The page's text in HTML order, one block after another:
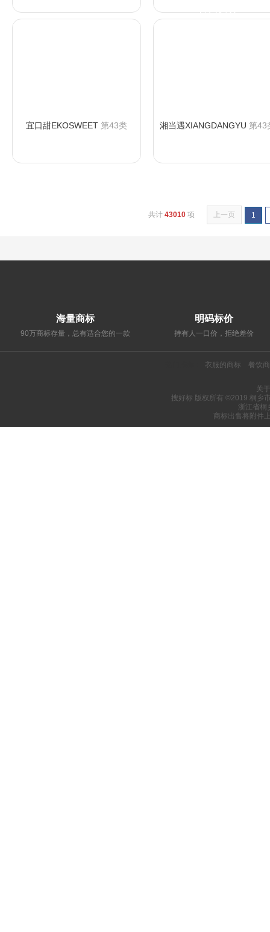
宜口甜EKOSWEET 第43类 湘当遇XIANGDANGYU 第43
共计 43010 项 上一页 1
海量商标
90万商标存量，总有适合您的一款
明码标价
持有人一口价，拒绝差价
衣服的商标 餐饮
关
搜好标 版权所有 ©2019 桐乡
浙江省桐
商标出售将附件